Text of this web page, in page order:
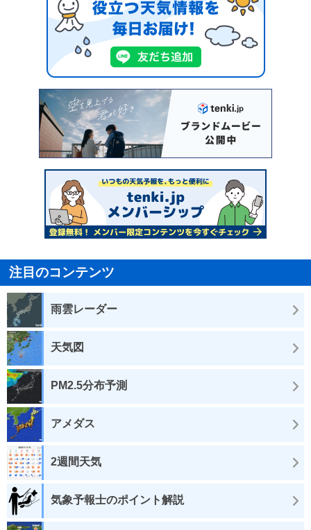
注目のコンテンツ
雨雲レーダー
天気図
PM2.5分布予測
アメダス
2週間天気
気象予報士のポイント解説